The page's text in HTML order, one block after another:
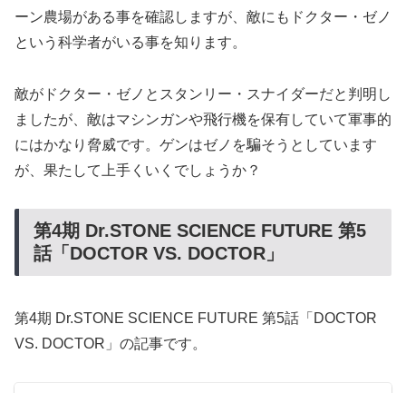
ーン農場がある事を確認しますが、敵にもドクター・ゼノ
という科学者がいる事を知ります。
敵がドクター・ゼノとスタンリー・スナイダーだと判明し
ましたが、敵はマシンガンや飛行機を保有していて軍事的
にはかなり脅威です。ゲンはゼノを騙そうとしています
が、果たして上手くいくでしょうか？
第4期 Dr.STONE SCIENCE FUTURE 第5
話「 DOCTOR VS. DOCTOR 」
第4期 Dr.STONE SCIENCE FUTURE 第5話「DOCTOR
VS. DOCTOR」の記事です。